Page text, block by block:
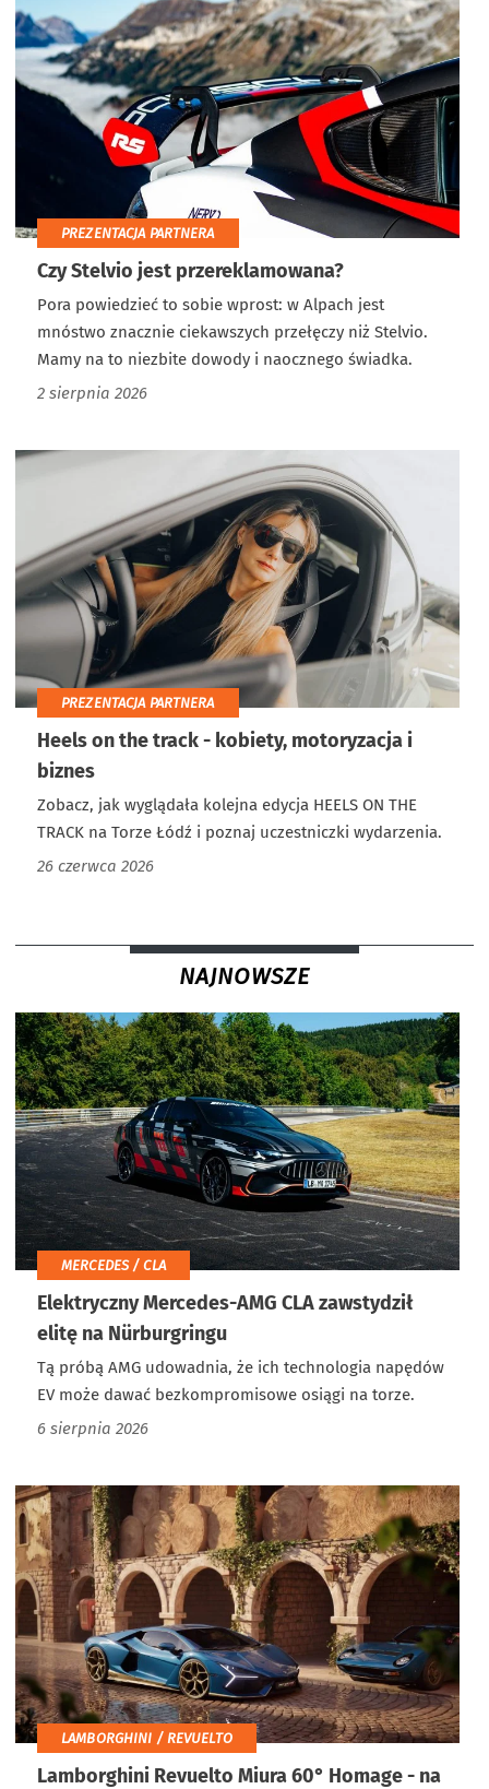
PREZENTACJA PARTNERA
Czy Stelvio jest przereklamowana?
Pora powiedzieć to sobie wprost: w Alpach jest
mnóstwo znacznie ciekawszych przełęczy niż Stelvio.
Mamy na to niezbite dowody i naocznego świadka.
2 sierpnia 2026
PREZENTACJA PARTNERA
Heels on the track - kobiety, motoryzacja i
biznes
Zobacz, jak wyglądała kolejna edycja HEELS ON THE
TRACK na Torze Łódź i poznaj uczestniczki wydarzenia.
26 czerwca 2026
NAJNOWSZE
MERCEDES / CLA
Elektryczny Mercedes-AMG CLA zawstydził
elitę na Nürburgringu
Tą próbą AMG udowadnia, że ich technologia napędów
EV może dawać bezkompromisowe osiągi na torze.
6 sierpnia 2026
LAMBORGHINI / REVUELTO
Lamborghini Revuelto Miura 60° Homage - na